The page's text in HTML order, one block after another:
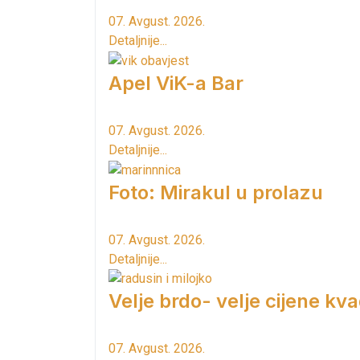
07. Avgust. 2026.
Detaljnije...
Apel ViK-a Bar
07. Avgust. 2026.
Detaljnije...
Foto: Mirakul u prolazu
07. Avgust. 2026.
Detaljnije...
Velje brdo- velje cijene
07. Avgust. 2026.